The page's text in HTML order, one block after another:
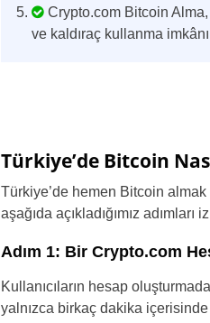
Crypto.com Bitcoin
ve kaldıraç kullanma
Türkiye’de Bitcoin
Türkiye’de hemen Bitcoin
aşağıda açıkladığımız adımları
Adım 1: Bir Crypto.com
Kullanıcıların hesap
yalnızca birkaç dakika